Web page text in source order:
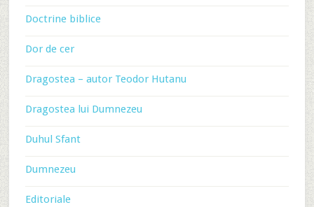
Doctrine biblice
Dor de cer
Dragostea – autor Teodor Hutanu
Dragostea lui Dumnezeu
Duhul Sfant
Dumnezeu
Editoriale